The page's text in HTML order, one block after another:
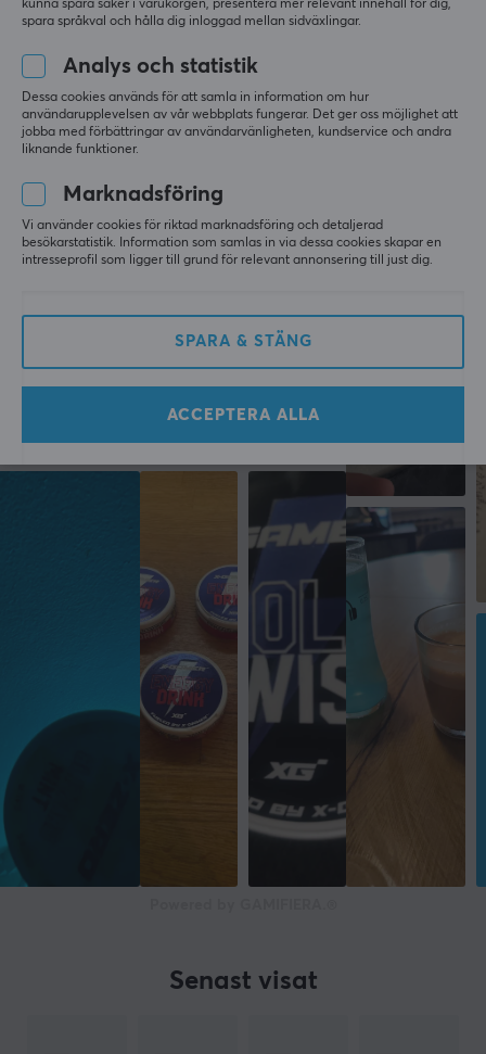
Rosa
ÖVRIG INFORMATION
Åldersgräns
15 år
LÄMNA RECENSION
Mer från vårt Community
Senast visat
kunna spara saker i varukorgen, presentera mer relevant innehåll för dig,
spara språkval och hålla dig inloggad mellan sidväxlingar.
Analys och statistik
Dessa cookies används för att samla in information om hur
användarupplevelsen av vår webbplats fungerar. Det ger oss möjlighet att
jobba med förbättringar av användarvänligheten, kundservice och andra
liknande funktioner.
Marknadsföring
Vi använder cookies för riktad marknadsföring och detaljerad
besökarstatistik. Information som samlas in via dessa cookies skapar en
intresseprofil som ligger till grund för relevant annonsering till just dig.
SPARA & STÄNG
ACCEPTERA ALLA